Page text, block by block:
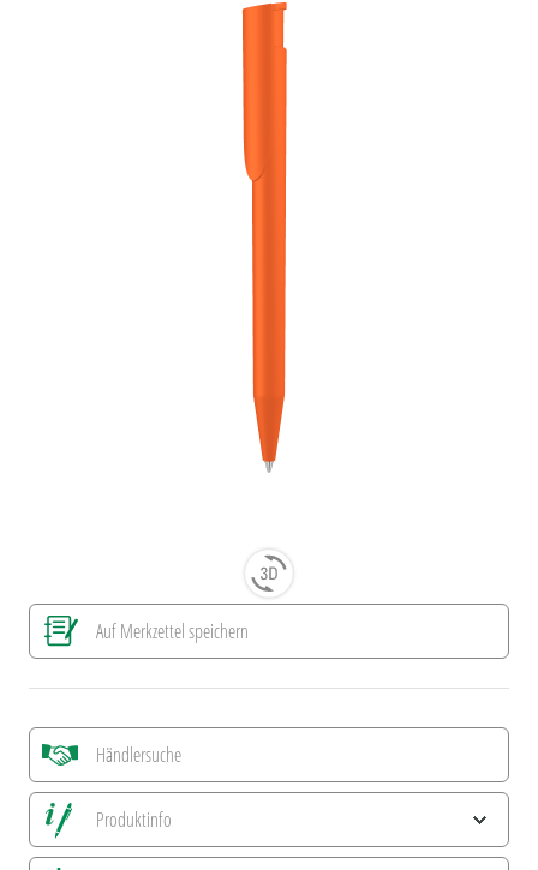
Auf Merkzettel speichern
Händlersuche
Produktinfo
Alle Ansichten speichern